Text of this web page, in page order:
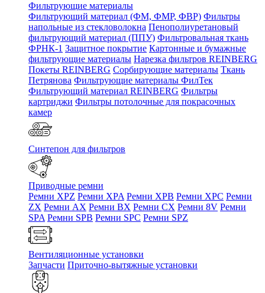
Фильтрующие материалы
Фильтрующий материал (ФМ, ФМР, ФВР) Фильтры
напольные из стекловолокна Пенополиуретановый
фильтрующий материал (ППУ) Фильтровальная ткань
ФРНК-1 Защитное покрытие Картонные и бумажные
фильтрующие материалы Нарезка фильтров REINBERG
Покеты REINBERG Сорбирующие материалы Ткань
Петрянова Фильтрующие материалы ФилТек
Фильтрующий материал REINBERG Фильтры
картриджи Фильтры потолочные для покрасочных
камер
Синтепон для фильтров
Приводные ремни
Ремни XPZ Ремни XPA Ремни XPB Ремни XPC Ремни
ZX Ремни AX Ремни BX Ремни CX Ремни 8V Ремни
SPA Ремни SPB Ремни SPC Ремни SPZ
Вентиляционные установки
Запчасти Приточно-вытяжные установки